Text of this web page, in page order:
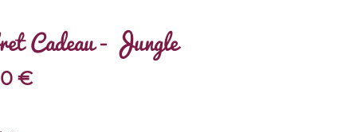
Cadeau - Jungle
€